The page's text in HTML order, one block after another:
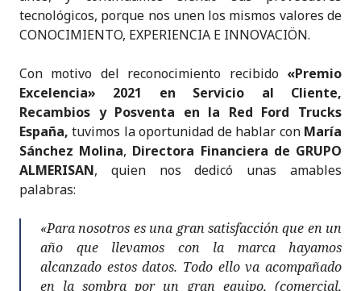
tecnológicos, porque nos unen los mismos valores de
CONOCIMIENTO, EXPERIENCIA E INNOVACIÖN.
Con motivo del reconocimiento recibido «Premio
Excelencia» 2021 en Servicio al Cliente,
Recambios y Posventa en la Red Ford Trucks
España, tuvimos la oportunidad de hablar con María
Sánchez Molina, Directora Financiera de GRUPO
ALMERISAN, quien nos dedicó unas amables
palabras:
«Para nosotros es una gran satisfacción que en un
año que llevamos con la marca hayamos
alcanzado estos datos. Todo ello va acompañado
en la sombra por un gran equipo, (comercial,